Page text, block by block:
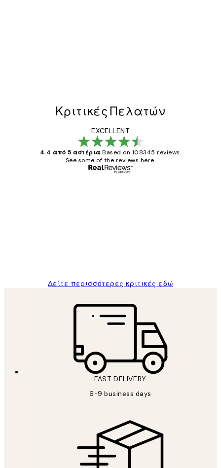
Κριτικές Πελατών
EXCELLENT
4.4 από 5 αστέρια Based on 108345 reviews.
See some of the reviews here.
Δείτε περισσότερες κριτικές εδώ
FAST DELIVERY
6-9 business days